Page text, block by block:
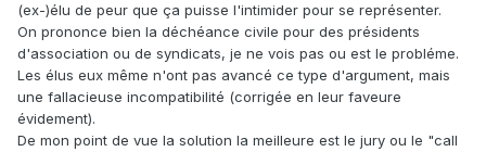
(ex-)élu de peur que ça puisse l'intimider pour se représenter.
On prononce bien la déchéance civile pour des présidents
d'association ou de syndicats, je ne vois pas ou est le probléme.
Les élus eux même n'ont pas avancé ce type d'argument, mais
une fallacieuse incompatibilité (corrigée en leur faveure
évidement).
De mon point de vue la solution la meilleure est le jury ou le "call